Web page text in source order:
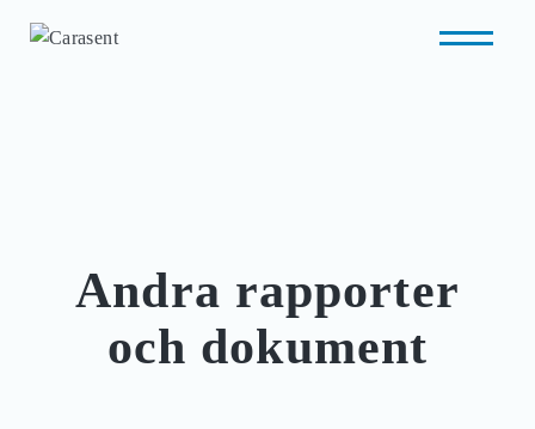
Andra rapporter
och dokument